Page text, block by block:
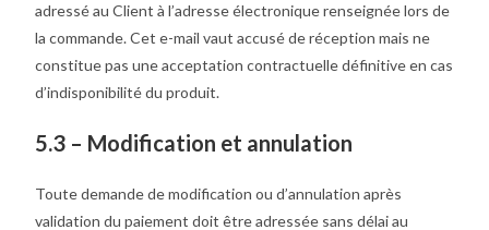
adressé au Client à l’adresse électronique renseignée lors de
la commande. Cet e-mail vaut accusé de réception mais ne
constitue pas une acceptation contractuelle définitive en cas
d’indisponibilité du produit.
5.3 – Modification et annulation
Toute demande de modification ou d’annulation après
validation du paiement doit être adressée sans délai au